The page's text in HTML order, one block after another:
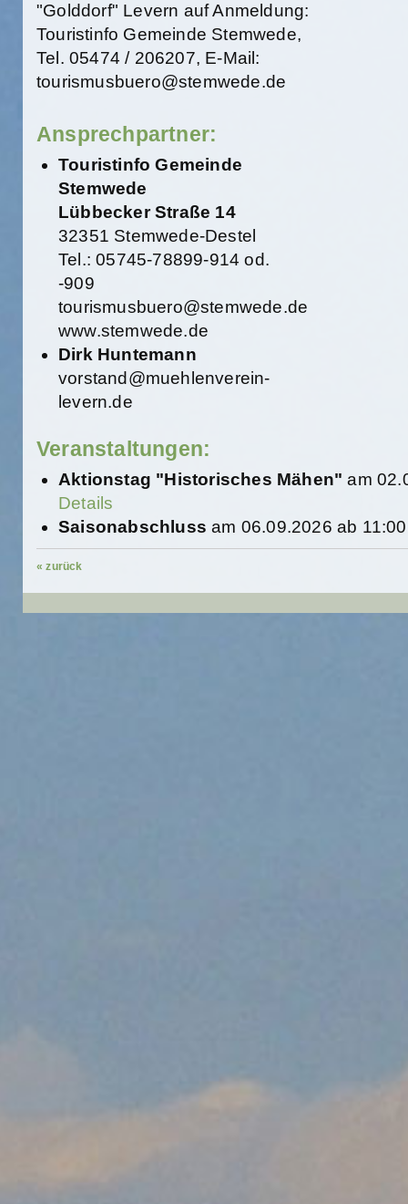
"Golddorf" Levern auf Anmeldung:
Touristinfo Gemeinde Stemwede,
Tel. 05474 / 206207, E-Mail:
tourismusbuero@stemwede.de
Ansprechpartner:
Touristinfo Gemeinde
Stemwede
Lübbecker Straße 14
32351 Stemwede-Destel
Tel.: 05745-78899-914 od.
-909
tourismusbuero@stemwede.de
www.stemwede.de
Dirk Huntemann
vorstand@muehlenverein-
levern.de
Veranstaltungen:
Aktionstag "Historisches Mähen" am
Details
Saisonabschluss am 06.09.2026 ab
« zurück